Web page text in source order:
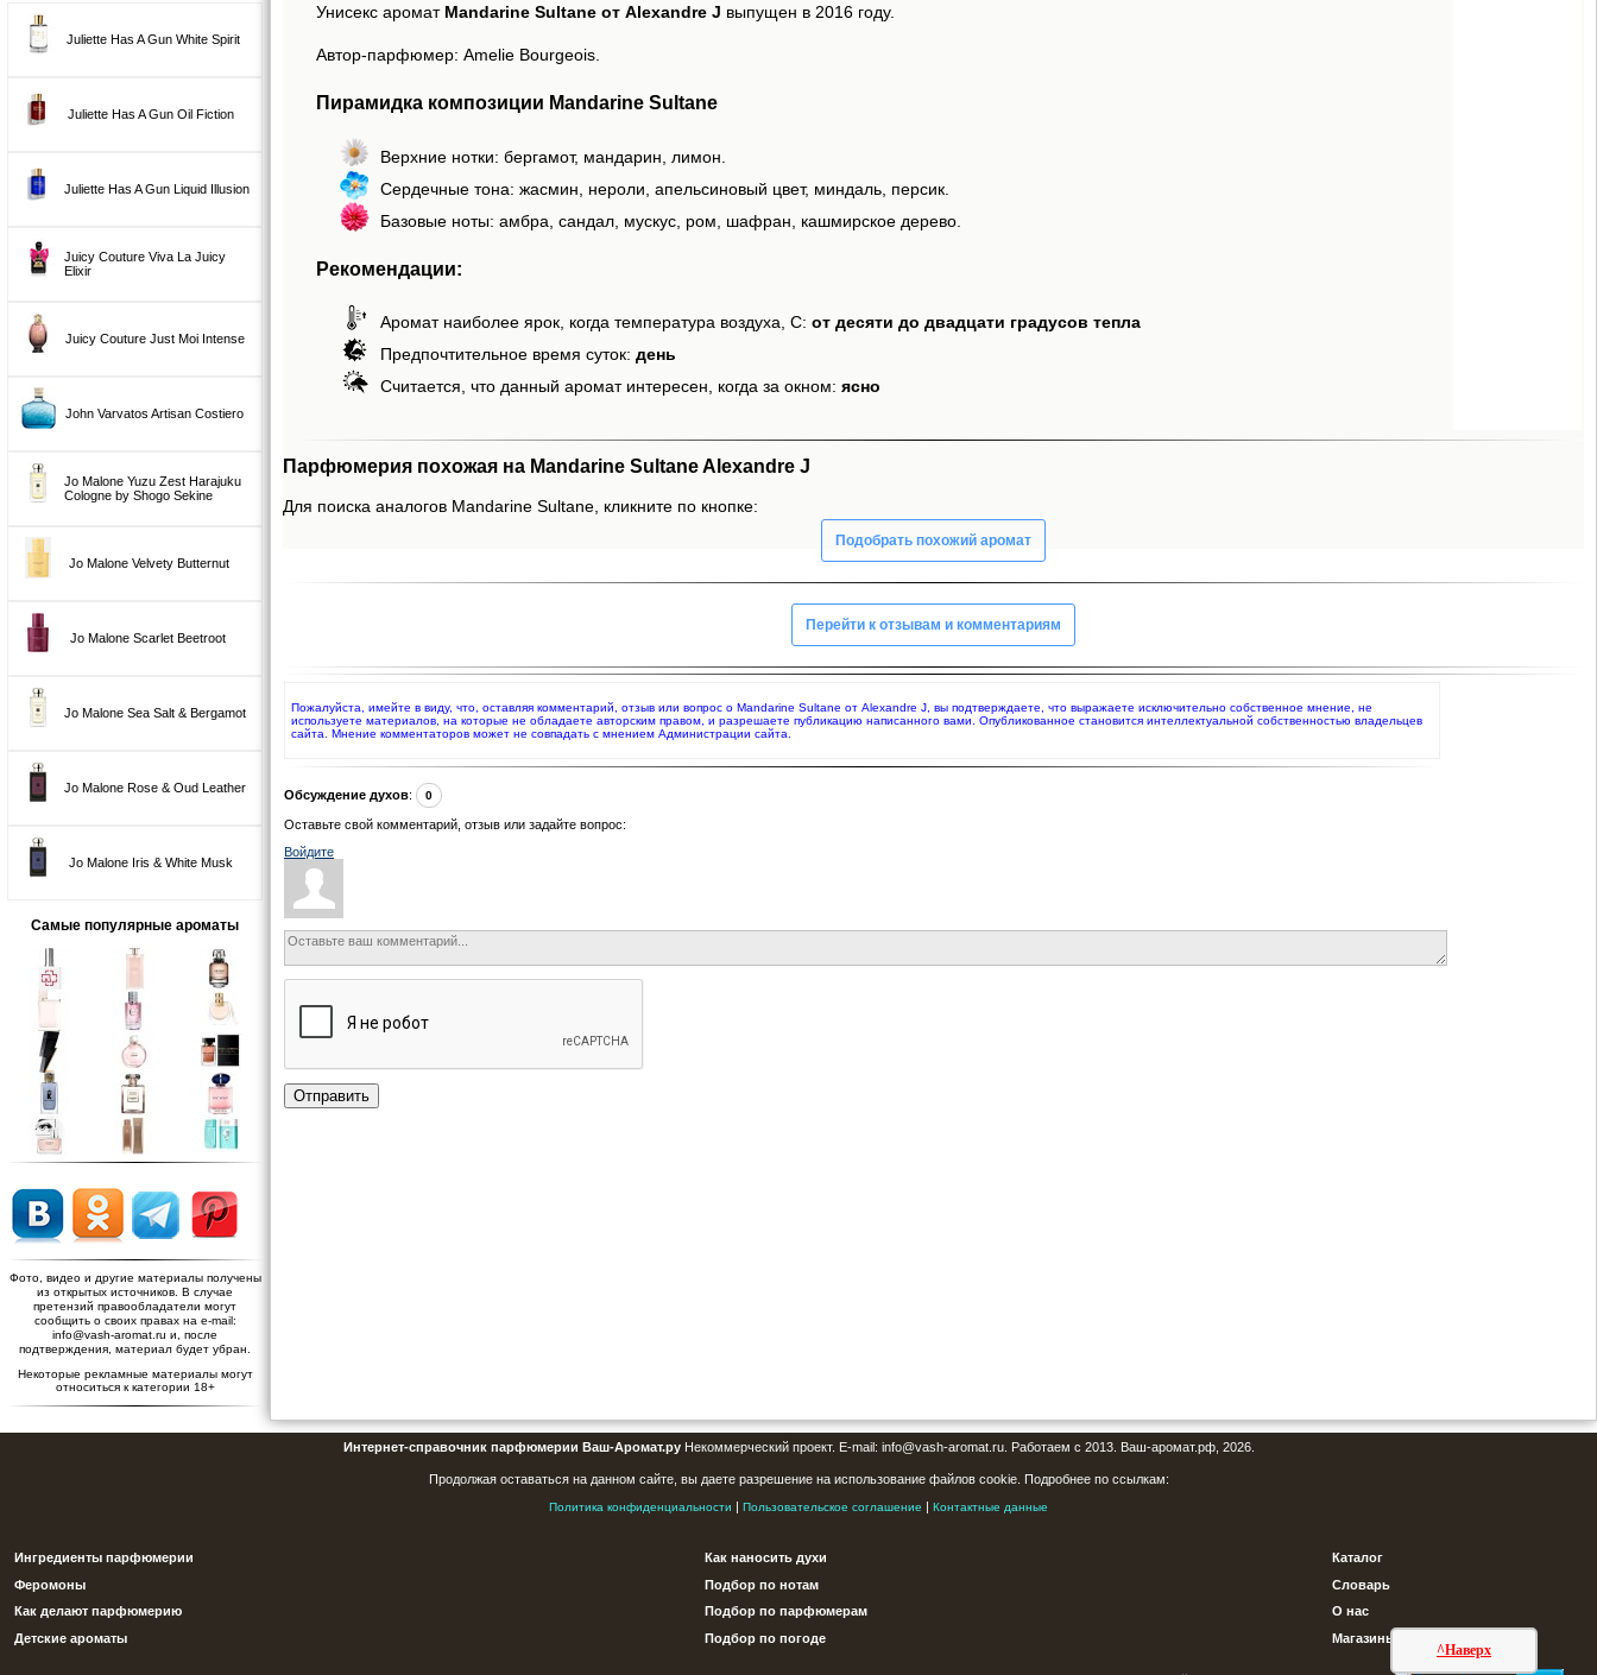
Juliette Has A Gun White Spirit
Juliette Has A Gun Oil Fiction
Juliette Has A Gun Liquid Illusion
Juicy Couture Viva La Juicy
Elixir
Juicy Couture Just Moi Intense
John Varvatos Artisan Costiero
Jo Malone Yuzu Zest Harajuku
Cologne by Shogo Sekine
Jo Malone Velvety Butternut
Jo Malone Scarlet Beetroot
Jo Malone Sea Salt & Bergamot
Jo Malone Rose & Oud Leather
Jo Malone Iris & White Musk
Самые популярные ароматы
Фото, видео и другие материалы получены
из открытых источников. В случае
претензий правообладатели могут
сообщить о своих правах на e-mail:
info@vash-aromat.ru и, после
подтверждения, материал будет убран.
Некоторые рекламные материалы могут
относиться к категории 18+
Унисекс аромат Mandarine Sultane от Alexandre J выпущен в 2016 году.
Автор-парфюмер: Amelie Bourgeois.
Пирамидка композиции Mandarine Sultane
Верхние нотки: бергамот, мандарин, лимон.
Сердечные тона: жасмин, нероли, апельсиновый цвет, миндаль, персик.
Базовые ноты: амбра, сандал, мускус, ром, шафран, кашмирское дерево.
Рекомендации:
Аромат наиболее ярок, когда температура воздуха, С: от десяти до двадцати градусов тепла
Предпочтительное время суток: день
Считается, что данный аромат интересен, когда за окном: ясно
Парфюмерия похожая на Mandarine Sultane Alexandre J
Для поиска аналогов Mandarine Sultane, кликните по кнопке:
Подобрать похожий аромат
Перейти к отзывам и комментариям
Пожалуйста, имейте в виду, что, оставляя комментарий, отзыв или вопрос о Mandarine Sultane от Alexandre J, вы подтверждаете, что выражаете исключительно собственное мнение, не
используете материалов, на которые не обладаете авторским правом, и разрешаете публикацию написанного вами. Опубликованное становится интеллектуальной собственностью владельцев
сайта. Мнение комментаторов может не совпадать с мнением Администрации сайта.
Обсуждение духов: 0
Оставьте свой комментарий, отзыв или задайте вопрос:
Войдите
Отправить
^Наверх
Интернет-справочник парфюмерии Ваш-Аромат.руНекоммерческий проект. E-mail: info@vash-aromat.ru. Работаем с 2013. Ваш-аромат.рф, 2026.
Продолжая оставаться на данном сайте, вы даете разрешение на использование файлов cookie. Подробнее по ссылкам:
Политика конфиденциальности | Пользовательское соглашение | Контактные данные
Ингредиенты парфюмерии
Феромоны
Как делают парфюмерию
Детские ароматы
Как наносить духи
Подбор по нотам
Подбор по парфюмерам
Подбор по погоде
Каталог
Словарь
О нас
Магазины